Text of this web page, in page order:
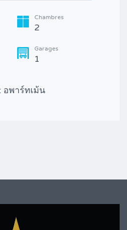
Chambres
2
Garages
1
อพาร์ทเม้น